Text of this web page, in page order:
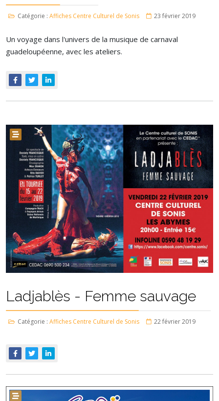
Catégorie : Affiches Centre Culturel de Sonis 23 février 2019
Un voyage dans l'univers de la musique de carnaval
guadeloupéenne, avec les ateliers.
Ladjablès - Femme sauvage
Catégorie : Affiches Centre Culturel de Sonis 22 février 2019